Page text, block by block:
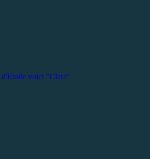
d'Etoile voici "Clara"